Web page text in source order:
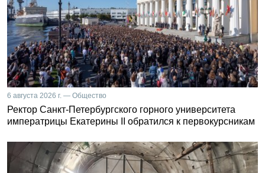
6 августа 2026 г. — Общество
Ректор Санкт-Петербургского горного университета
императрицы Екатерины II обратился к первокурсникам